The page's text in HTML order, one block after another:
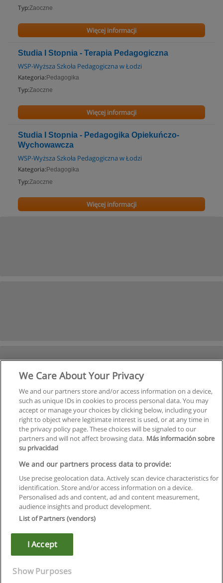
Typ:Zaoczne
Więcej informacji
Studia I Stopnia - Terapia Pedagogiczna
WSP-Wyższa Szkoła Pedagogiczna w Łodzi
Kategoria: Pedagogika
Typ:Zaoczne
Więcej informacji
Studia I Stopnia - Pedagogika Opiekuńczo-
Wychowawcza
WSP-Wyższa Szkoła Pedagogiczna w Łodzi
Kategoria: Pedagogika
Typ:Zaoczne
Więcej informacji
Następne
z4
Regulamin
Polityka ochrony danych osobowych
Copyright © Educaedu Business S.L. - CIF : B-95610580: -
We Care About Your Privacy
We and our partners store and/or access information on a device,
such as unique IDs in cookies to process personal data. You may
accept or manage your choices by clicking below, including your
right to object where legitimate interest is used, or at any time in
the privacy policy page. These choices will be signaled to our
partners and will not affect browsing data. Más información sobre
su privacidad
We and our partners process data to provide:
Use precise geolocation data. Actively scan device characteristics for
identification. Store and/or access information on a device.
Personalised ads and content, ad and content measurement,
audience insights and product development.
List of Partners (vendors)
I Accept
Show Purposes